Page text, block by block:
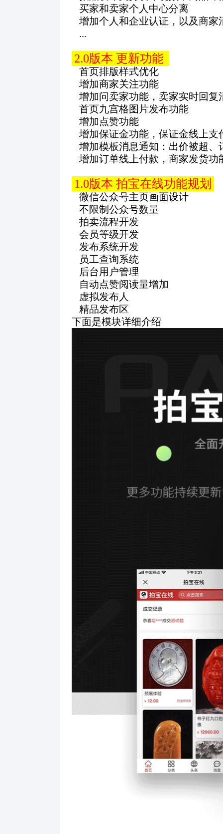
买家和卖家个人中心分离
增加个人和企业认证，以及商家
...
2.0版本 更新功能
首页排版样式优化
增加商家关注功能
增加问卖家功能，卖家实时回
首页九宫格图片发布功能
增加点赞功能
增加保证金功能，保证金线上
增加模板消息通知：出价被超
增加订单线上付款，商家发货
1.0版本 拍宝在线功能规划
微信公众号主页画面设计
不限制公众号数量
拍卖流程开发
会员等级开发
发布系统开发
员工查询系统
后台用户管理
自动点赞阅读量增加
虚拟发布人
精品发布区
下面是模块详细介绍